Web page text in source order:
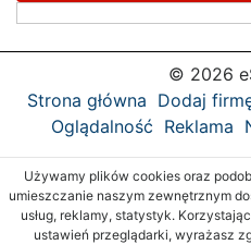
© 2026
Strona główna Dodaj
Oglądalność Reklama
Używamy plików cookies oraz
umieszczanie naszym zewnętrznym
usług, reklamy, statystyk.
ustawień przeglądarki, wyrażasz